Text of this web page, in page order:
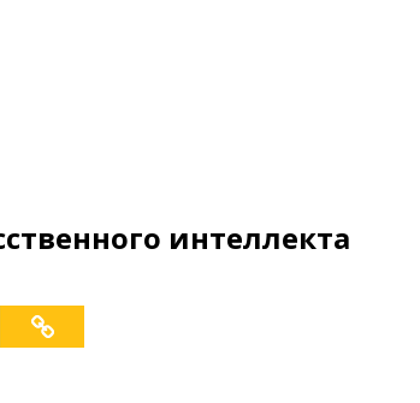
интеллекта